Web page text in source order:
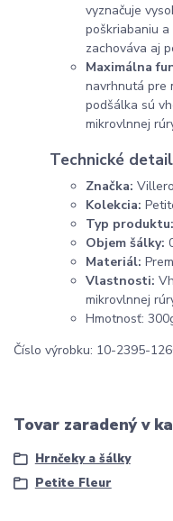
vyznačuje
poškriabaniu
zachováva aj
Maximálna
navrhnutá pre
podšálka sú
mikrovlnnej
Technické
Značka:
Kolekcia:
Typ produktu:
Objem šálky:
Materiál:
Vlastnosti:
mikrovlnnej
Hmotnosť:
Číslo výrobku: 10-2395-
Tovar zaradený v
Hrnčeky a šálky
Petite Fleur